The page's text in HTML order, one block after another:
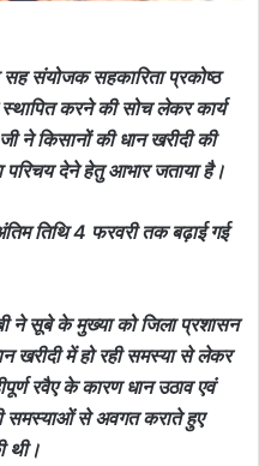
सह संयोजक सहकारिता प्रकोष्ठ
करने की सोच लेकर कार्य
ने किसानों की धान खरीदी की
परिचय देने हेतु आभार जताया है।
तिथि 4 फरवरी तक बढ़ाई गई
ने सूबे के मुख्या को जिला प्रशासन
खरीदी में हो रही समस्या से लेकर
रवैए के कारण धान उठाव एवं
समस्याओं से अवगत कराते हुए
थी।